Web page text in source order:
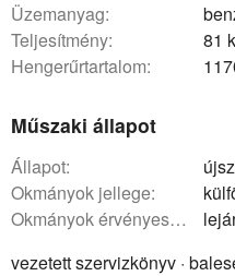
üzemanyag:
teljesítmény:
81
hengerűrtartalom:
Műszaki állapot
állapot:
okmányok jellege:
okmányok érvényessége:
vezetett szervizkönyv ·